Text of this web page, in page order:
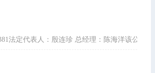
法定代表人：殷连珍 总经理：陈海洋该公司